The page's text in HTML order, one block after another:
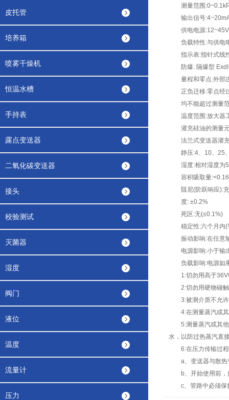
皮托管
培养箱
喷雾干燥机
恒温水槽
手持表
露点变送器
二氧化碳变送器
接头
校验测试
灭菌器
湿度
阀门
液位
温度
流量计
压力
测量范围
输出信号:4~20mA
供电电源:12~45V
负载特性:与供电电
指示表:指针式线性
防爆: 隔爆型
量程和零点:外部
正负迁移:零点经过
均不能超过测量范
温度范围:放大器
灌充硅油的测量
法兰式变送器灌充
静压:4、10、25
湿度:相对湿度为
容积吸取量
阻尼(阶跃响应):充
度: ±0.2%
死区:无(≤0.1%)
稳定性:六个月内(
振动影响:在任意轴
电源影响:小于输
负载影响:电源如果
1:切勿用高于36V
2:切勿用硬物碰触
3:被测介质不允许
4:在测量蒸汽或其
5:测量蒸汽或其他
水，以防过热蒸汽直
6:在压力传输过程
a、变送器与散热
b、开始使用前，如
c、管路中必须保